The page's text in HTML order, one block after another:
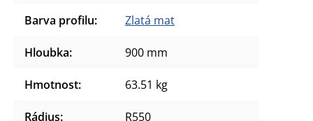
Barva profilu: Zlatá mat
Hloubka: 900 mm
Hmotnost: 63.51 kg
Rádius: R550